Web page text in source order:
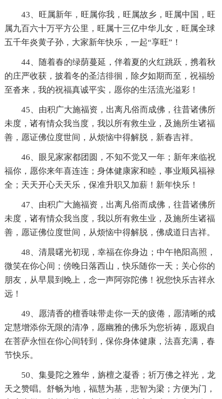
43、旺属新年，旺属你我，旺属故乡，旺属中国，旺
属九百六十万平方公里，旺属十三亿中华儿女，旺属全球
五千年炎黄子孙，大家新年快乐，一起“享旺”！
44、随着春的绿荫蔓延，伴着夏的火红跳跃，携着秋
的庄严收获，披着冬的圣洁徘徊，除夕如期而至，祝福纷
至沓来，我的祝福真诚平实，愿你的生活流光溢彩！
45、由积广大施福资，出离凡俗而成佛，往昔诸佛所
未度，诸有情众我当度，我以所有救生业，及施所生诸福
善，愿证佛位度世间，从烦恼中得解脱，新春吉祥。
46、眼见家家都团圆，不知不觉又一年；新年来临祝
福你，愿你来年喜连连；身体健康家和睦，事业顺风福禄
全；天天开心天天乐，保准升职又加薪！新年快乐！
47、由积广大施福资，出离凡俗而成佛，往昔诸佛所
未度，诸有情众我当度，我以所有救生业，及施所生诸福
善，愿证佛位度世间，从烦恼中得解脱，佛成道日吉祥。
48、清晨曙光初现，幸福在你身边；中午艳阳高照，
微笑在你心间；傍晚日落西山，快乐随你一天；关心你的
朋友，从早晨到晚上，念一声阿弥陀佛！祝您快乐吉祥永
远！
49、愿清香的檀香味带走你一天的疲倦，愿清晰的戒
定慧增添你无限的清净，愿幽雅的佛乐为您祈祷，愿观自
在菩萨永恒在你心间转到，保你身体健康，法喜充满，春
节快乐。
50、集曼陀之雅华，旃檀之凝香；祈万佛之祥光，龙
天之赞唱。舒畅为地，福慧为基，悲智为梁；方便为门，